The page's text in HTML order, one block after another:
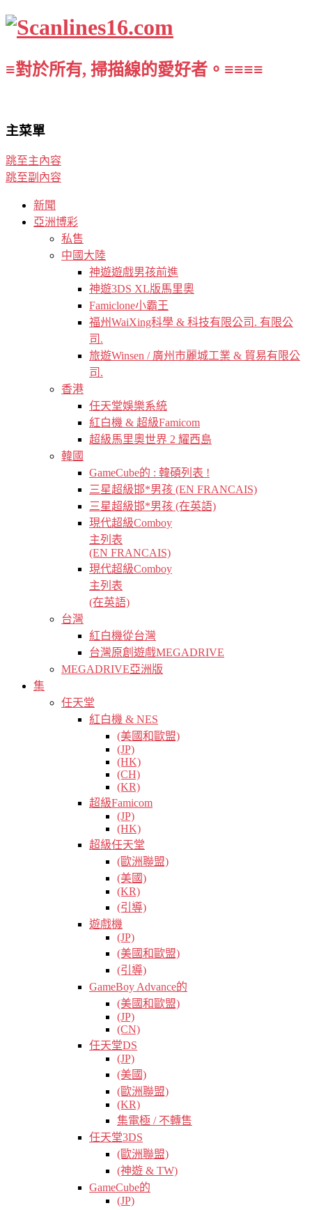
≡對於所有, 掃描線的愛好者。≡≡≡≡
主菜單
跳至主內容
跳至副內容
新聞
亞洲博彩
私售
中國大陸
神遊遊戲男孩前進
神遊3DS XL版馬里奧
Famiclone小霸王
福州WaiXing科學 & 科技有限公司. 有限公
司.
旅遊Winsen / 廣州市麗城工業 & 貿易有限公
司.
香港
任天堂娛樂系統
紅白機 & 超級Famicom
超級馬里奧世界 2 耀西島
韓國
GameCube的 : 韓碩列表 !
三星超級邯*男孩 (EN FRANCAIS)
三星超級邯*男孩 (在英語)
現代超級Comboy
主列表
(EN FRANCAIS)
現代超級Comboy
主列表
(在英語)
台灣
紅白機從台灣
台灣原創遊戲MEGADRIVE
MEGADRIVE亞洲版
集
任天堂
紅白機 & NES
(美國和歐盟)
(JP)
(HK)
(CH)
(KR)
超級Famicom
(JP)
(HK)
超級任天堂
(歐洲聯盟)
(美國)
(KR)
(引導)
遊戲機
(JP)
(美國和歐盟)
(引導)
GameBoy Advance的
(美國和歐盟)
(JP)
(CN)
任天堂DS
(JP)
(美國)
(歐洲聯盟)
(KR)
集電極 / 不轉售
任天堂3DS
(歐洲聯盟)
(神遊 & TW)
GameCube的
(JP)